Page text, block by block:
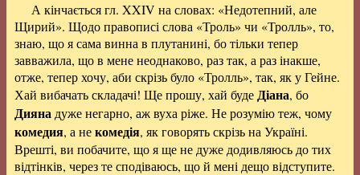
А кінчається гл. XXIV на словах: «Недотепний, але
Щирий». Щодо правописі слова «Троль» чи «Тролль», то,
знаю, що я сама винна в плутанині, бо тільки тепер
завважила, що в мене неоднаково, раз так, а раз інакше,
отже, тепер хочу, аби скрізь було «Тролль», так, як у Гейне.
Хай вибачать складачі! Ще прошу, хай будеДіана, бо
Дияна дуже негарно, аж вуха ріже. Не розумію теж, чому
комедия, а некомедія, як говорять скрізь на Україні.
Врешті, ви побачите, що я ще не дуже додивляюсь до тих
відтінків, через те сподіваюсь, що й мені дещо відступите.